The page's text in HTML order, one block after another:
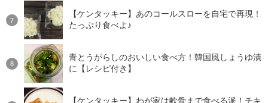
【ケンタッキー】あのコールスローを自宅で再現！
たっぷり食べよ♪
青とうがらしのおいしい食べ方！韓国風しょうゆ漬
に【レシピ付き】
【ケンタッキー】わが家は軟骨まで食べる派！チキ